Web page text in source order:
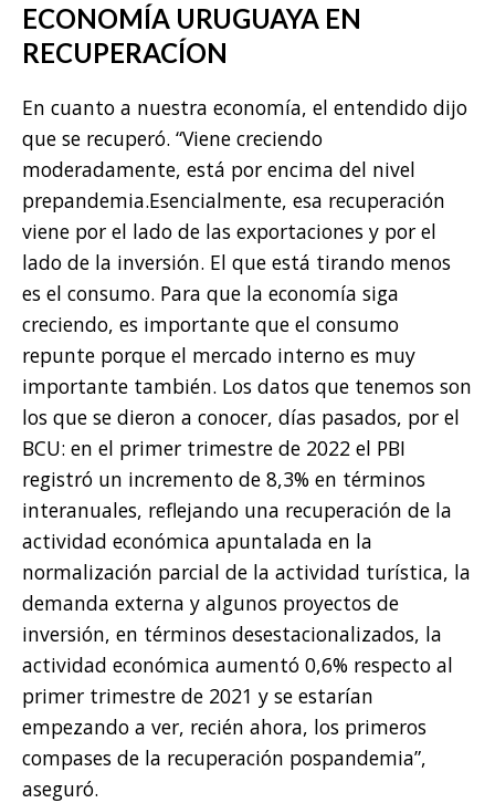
ECONOMÍA URUGUAYA EN
RECUPERACÍON
En cuanto a nuestra economía, el entendido dijo
que se recuperó. “Viene creciendo
moderadamente, está por encima del nivel
prepandemia.Esencialmente, esa recuperación
viene por el lado de las exportaciones y por el
lado de la inversión. El que está tirando menos
es el consumo. Para que la economía siga
creciendo, es importante que el consumo
repunte porque el mercado interno es muy
importante también. Los datos que tenemos son
los que se dieron a conocer, días pasados, por el
BCU: en el primer trimestre de 2022 el PBI
registró un incremento de 8,3% en términos
interanuales, reflejando una recuperación de la
actividad económica apuntalada en la
normalización parcial de la actividad turística, la
demanda externa y algunos proyectos de
inversión, en términos desestacionalizados, la
actividad económica aumentó 0,6% respecto al
primer trimestre de 2021 y se estarían
empezando a ver, recién ahora, los primeros
compases de la recuperación pospandemia”,
aseguró.